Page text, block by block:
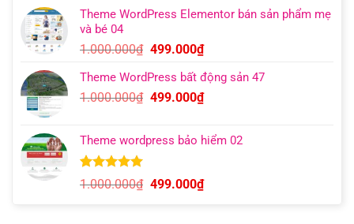
đánh giá
là:
tại
599.000₫.
Theme WordPress Elementor bán sản phẩm mẹ
và bé 04
1.000.000₫ Giá
là:
1.000.000₫.
499.000₫Giá
tại
là:
Theme WordPress bất động sản 47
1.000.000₫ Giá
1.000.000₫.
499.000₫Giá
là:
Theme wordpress bảo hiểm 02
5.00trên 5
dựa trên
13
1.000.000₫ Giá
499.000₫Giá